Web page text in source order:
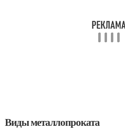
Виды металлопроката